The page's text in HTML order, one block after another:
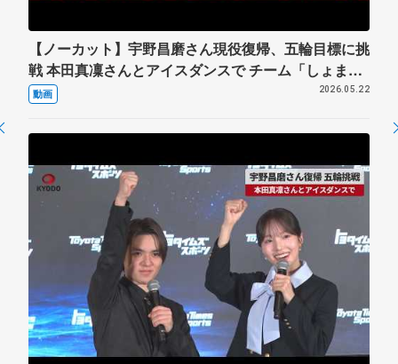
【ノーカット】宇野昌磨さん現役復帰、五輪目標に挑
戦 本田真凜さんとアイスダンスで チーム「しょまり
ん」
動画 2026.05.22